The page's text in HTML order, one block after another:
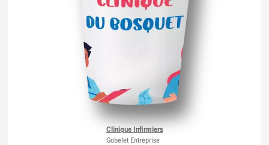
Clinique Infirmiers
Gobelet Entreprise